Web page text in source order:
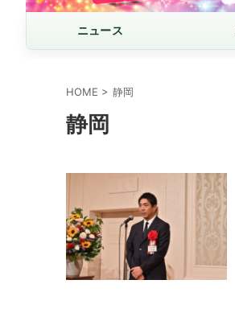
ニュース
HOME > 静岡
静岡